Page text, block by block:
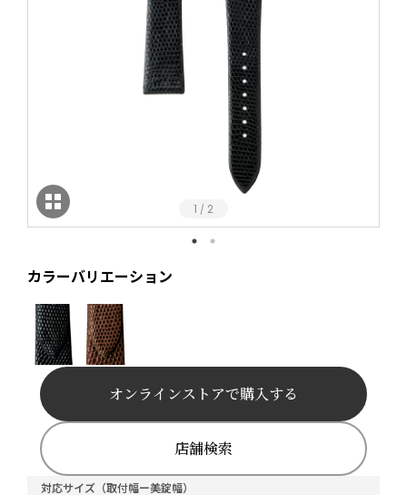
1 / 2
カラーバリエーション
対応サイズ（取付幅ー美錠幅）
オンラインストアで購入する
店舗検索